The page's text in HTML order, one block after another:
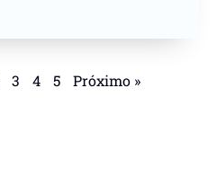
3 4 5 Próximo »